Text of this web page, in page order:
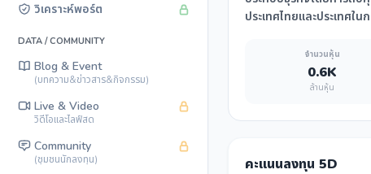
วิเคราะห์พอร์ต
DATA / COMMUNITY
Blog & Event
(บทความ&ข่าวสาร&กิจกรรม)
Live & Video
วิดีโอและไลฟ์สด
Community
(ชุมชนนักลงทุน)
ประเทศไทยและประเทศใ
จำนวนหุ้น
0.6K
ล้านหุ้น
คะแนนลงทุน 5D